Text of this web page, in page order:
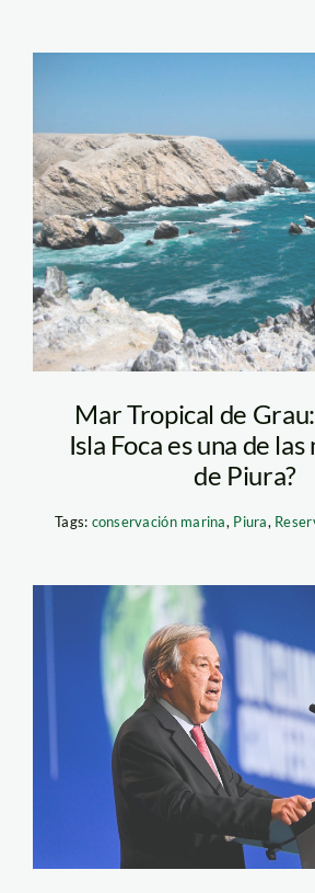
NCI-Isla-Foca—
Naturaleza-y-
internacional1
Mar Tropical de
Isla Foca es una de
de Piura?
Tags: conservación marina, Piura,
antonio